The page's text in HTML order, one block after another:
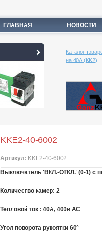
ГЛАВНАЯ НОВОСТИ
Каталог
на 40А (KK2)
KKE2-40-6002
Артикул: KKE2-40-6002
Выключатель 'ВКЛ.-ОТКЛ.' (0-1) с
Количество камер: 2
Тепловой ток : 40A, 400в АС
Угол поворота рукоятки 60°